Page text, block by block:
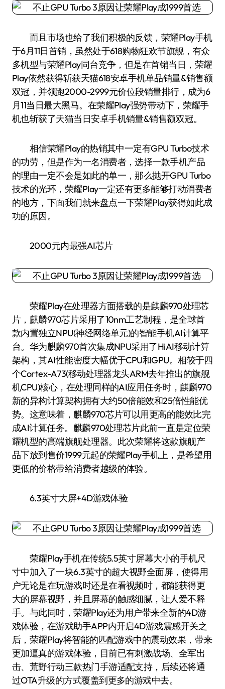
而且市场也给了我们积极的反馈，荣耀Play手机
于6月11日首销，虽然处于618购物狂欢节旗舰，有众
多机型与荣耀Play同台竞争，但是在首销当日，荣耀
Play依然获得斩获天猫618安卓手机单品销量&销售额
双冠，并领跑2000-2999元价位段销量排行，成为6
月11当日最大黑马。在荣耀Play强势带动下，荣耀手
机也斩获了天猫当日安卓手机销量&销售额双冠。
相信荣耀Play的热销其中一定有GPU Turbo技术
的功劳，但是作为一名消费者，选择一款手机产品
的理由一定不会是如此的单一，那么抛开GPU Turbo
技术的光环，荣耀Play一定还有更多能够打动消费者
的地方，下面我们就来盘点一下荣耀Play获得如此成
功的原因。
2000元内最强AI芯片
荣耀Play在处理器方面搭载的是麒麟970处理芯
片，麒麟970芯片采用了10nm工艺制程，是全球首
款内置独立NPU(神经网络单元)的智能手机AI计算平
台。华为麒麟970首次集成NPU采用了HiAI移动计算
架构，其AI性能密度大幅优于CPU和GPU。相较于四
个Cortex-A73(移动处理器龙头ARM去年推出的旗舰
机CPU)核心，在处理同样的AI应用任务时，麒麟970
新的异构计算架构拥有大约50倍能效和25倍性能优
势。这意味着，麒麟970芯片可以用更高的能效比完
成AI计算任务。麒麟970处理芯片此前一直是定位荣
耀机型的高端旗舰处理器。此次荣耀将这款旗舰产
品下放到售价1999元起的荣耀Play手机上，是希望用
更低的价格带给消费者越级的体验。
6.3英寸大屏+4D游戏体验
荣耀Play手机在传统5.5英寸屏幕大小的手机尺
寸中加入了一块6.3英寸的超大视野全面屏，使得用
户无论是在玩游戏时还是在看视频时，都能获得更
大的屏幕视野，并且屏幕的触感细腻，让人爱不释
手。与此同时，荣耀Play还为用户带来全新的4D游
戏体验，在游戏助手APP内开启4D游戏震感开关之
后，荣耀Play将智能的匹配游戏中的震动效果，带来
更加逼真的游戏体验，目前已有刺激战场、全军出
击、荒野行动三款热门手游适配支持，后续还将通
过OTA升级的方式覆盖到更多的游戏中去。